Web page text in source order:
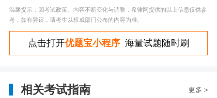
温馨提示：因考试政策、内容不断变化与调整，希律网提供的以上信息仅供参
考，如有异议，请考生以权威部门公布的内容为准。
点击打开优题宝小程序海量试题随时刷
相关考试指南 更多 >